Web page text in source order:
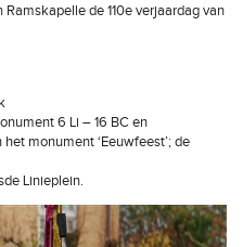
de 110e verjaardag van
6 Li – 16 BC en
monument ‘Eeuwfeest’; de
Linieplein.